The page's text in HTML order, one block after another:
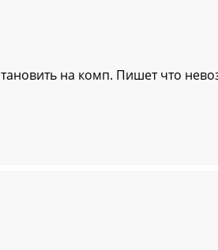
на комп. Пишет что